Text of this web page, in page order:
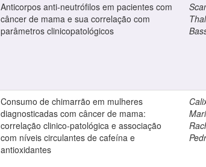
Anticorpos anti-neutrófilos em pacientes com
câncer de mama e sua correlação com
parâmetros clinicopatológicos
Consumo de chimarrão em mulheres
diagnosticadas com câncer de mama:
correlação clinico-patológica e associação
com níveis circulantes de cafeína e
antioxidantes